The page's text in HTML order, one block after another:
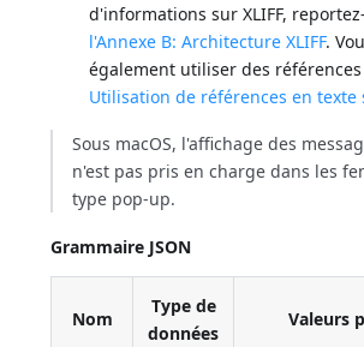
d'informations sur XLIFF,
l'Annexe B: Architecture XLIFF.
également utiliser des références
Utilisation de références en texte
Sous macOS, l'affichage des
n'est pas pris en charge dans les
type pop-up.
Grammaire JSON
Nom
Type de
données
Valeurs